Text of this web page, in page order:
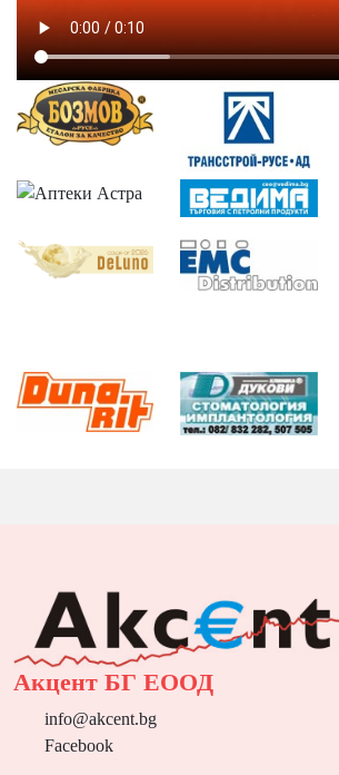
Акцент БГ ЕООД
info@akcent.bg
Facebook